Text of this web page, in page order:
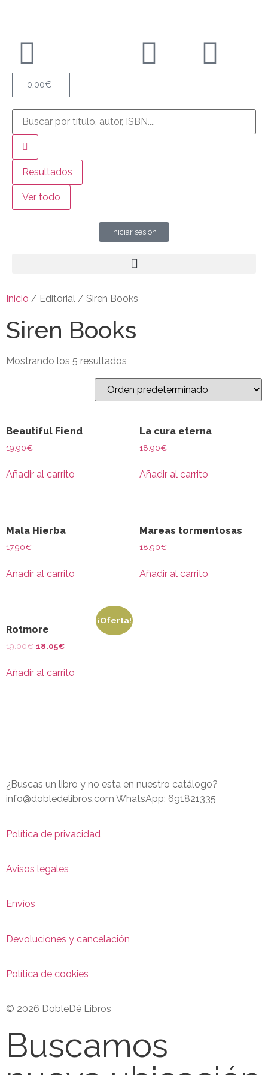
0.00€
Resultados
Ver todo
Iniciar sesión
Inicio / Editorial / Siren Books
Siren Books
Mostrando los 5 resultados
Beautiful Fiend
19.90€
Añadir al carrito
La cura eterna
18.90€
Añadir al carrito
Mala Hierba
17.90€
Añadir al carrito
Mareas tormentosas
18.90€
Añadir al carrito
¡Oferta!
Rotmore
19.00€ 18.05€
Añadir al carrito
¿Buscas un libro y no esta en nuestro catálogo?
info@dobledelibros.com WhatsApp: 691821335
Política de privacidad
Avisos legales
Envíos
Devoluciones y cancelación
Política de cookies
© 2026 DobleDé Libros
Buscamos